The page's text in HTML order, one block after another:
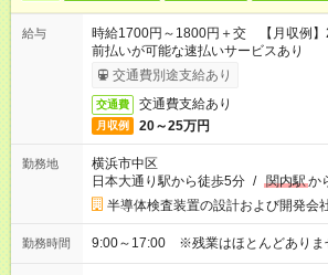
給与
時給1700円～1800円＋交 【月収例
前払いが可能な速払いサービスあり
交通費別途支給あり
交通費 交通費支給あり
月収例 20～25万円
勤務地
横浜市中区
日本大通り駅から徒歩5分 / 関内駅か
半導体検査装置の設計および開発会
勤務時間 9:00～17:00 ※残業はほとんどありま